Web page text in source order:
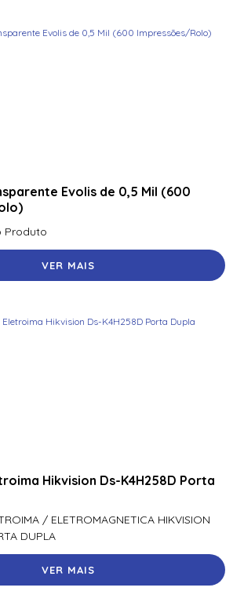
Evolis de 0,5 Mil (600
Produto
VER MAIS
Hikvision Ds-K4H258D Porta
/ ELETROMAGNETICA HIKVISION
DUPLA
VER MAIS